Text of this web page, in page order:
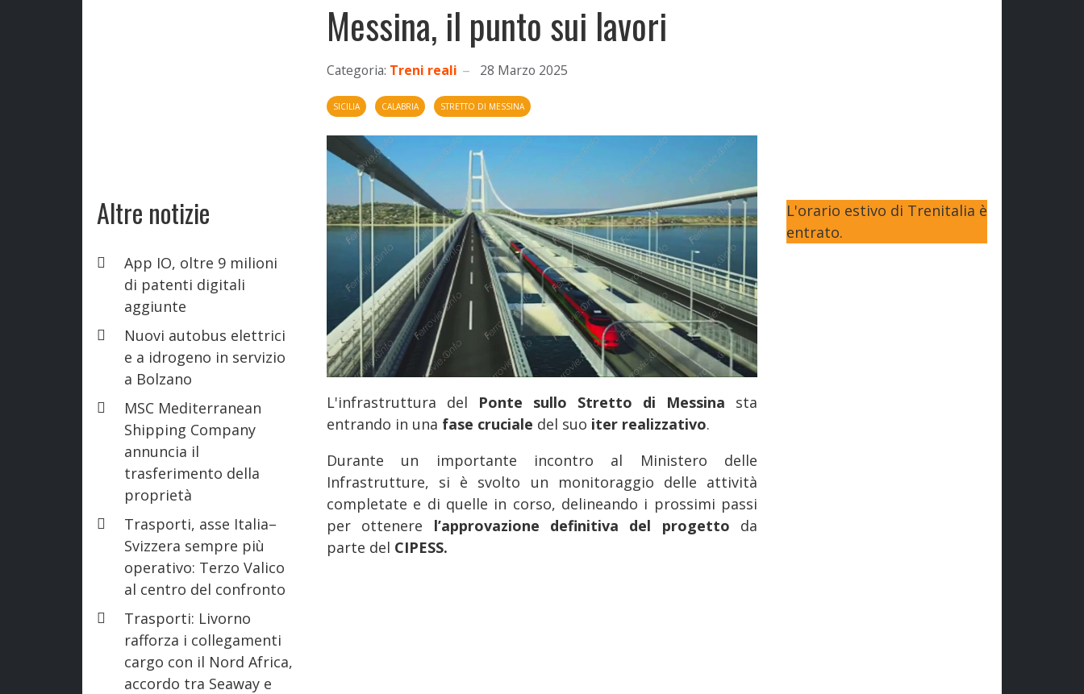
Altre notizie
App IO, oltre 9 milioni
di patenti digitali
aggiunte
Nuovi autobus elettrici
e a idrogeno in servizio
a Bolzano
MSC Mediterranean
Shipping Company
annuncia il
trasferimento della
proprietà
Trasporti, asse Italia–
Svizzera sempre più
operativo: Terzo Valico
al centro del confronto
Trasporti: Livorno
rafforza i collegamenti
cargo con il Nord Africa,
accordo tra Seaway e
Messina, il punto sui lavori
Categoria: Treni reali 28 Marzo 2025
SICILIA CALABRIA STRETTO DI MESSINA
L'infrastruttura del Ponte sullo Stretto di Messina sta
entrando in una fase cruciale del suo iter realizzativo.
Durante un importante incontro al Ministero delle
Infrastrutture, si è svolto un monitoraggio delle attività
completate e di quelle in corso, delineando i prossimi passi
per ottenere l’approvazione definitiva del progetto da
parte del CIPESS.
L'orario estivo di Trenitalia è
entrato.